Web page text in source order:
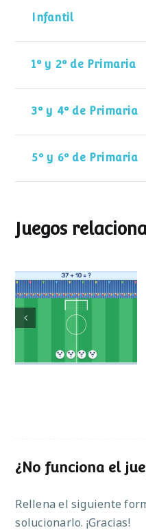
Infantil
1º y 2º de Primaria
3º y 4º de Primaria
5º y 6º de Primaria
Juegos
Mundial de
operaciones
¿No funciona el
Rellena el siguiente
solucionarlo. ¡Gracias!